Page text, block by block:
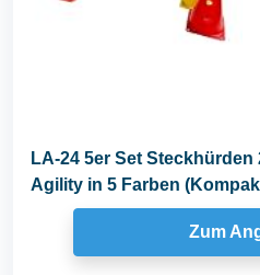
LA-24 5er Set
Agility in 5 Farben
Zum